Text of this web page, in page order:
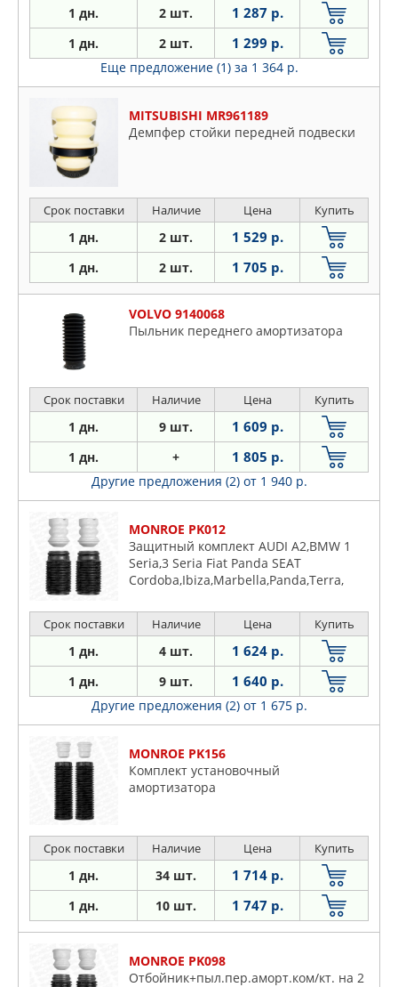
1 дн. 2 шт. 1 287 р.
1 дн. 2 шт. 1 299 р.
Еще предложение (1) за 1 364 р.
MITSUBISHI MR961189
Демпфер стойки передней подвески
Срок поставки Наличие Цена Купить
1 дн. 2 шт. 1 529 р.
1 дн. 2 шт. 1 705 р.
VOLVO 9140068
Пыльник переднего амортизатора
Срок поставки Наличие Цена Купить
1 дн. 9 шт. 1 609 р.
1 дн. + 1 805 р.
Другие предложения (2) от 1 940 р.
MONROE PK012
Защитный комплект AUDI A2,BMW 1
Seria,3 Seria Fiat Panda SEAT
Cordoba,Ibiza,Marbella,Panda,Terra,
Praktik,Roomster Scout, VW Fox,Polo,Polo
Classic
Срок поставки Наличие Цена Купить
1 дн. 4 шт. 1 624 р.
1 дн. 9 шт. 1 640 р.
Другие предложения (2) от 1 675 р.
MONROE PK156
Комплект установочный
амортизатора
Срок поставки Наличие Цена Купить
1 дн. 34 шт. 1 714 р.
1 дн. 10 шт. 1 747 р.
MONROE PK098
Отбойник+пыл.пер.аморт.ком/кт. на 2